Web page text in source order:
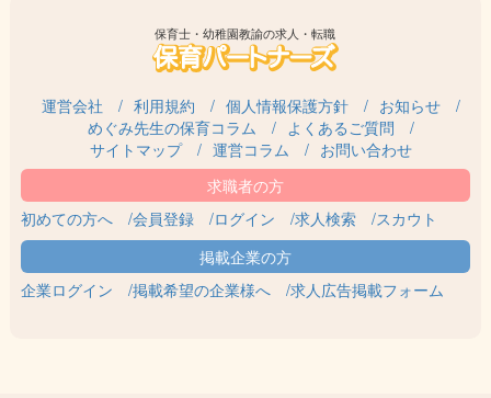
保育士・幼稚園教諭の求人・転職
運営会社 利用規約 個人情報保護方針
お知らせ
めぐみ先生の保育コラム
よくあるご質問
サイトマップ
運営コラム お問い合わせ
初めての方へ 会員登録 ログイン 求人検索 スカウト
企業ログイン 掲載希望の企業様へ 求人広告掲載フォーム